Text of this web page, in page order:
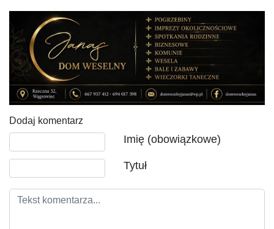
Dodaj komentarz
Imię (obowiązkowe)
Tytuł